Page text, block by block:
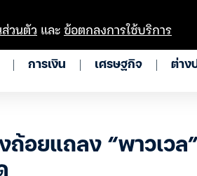
การเงิน เศรษฐกิจ ต่าง
ถ้อยแถลง “พาวเวล
วนตัว และข้อตกลงการใช้บริการ